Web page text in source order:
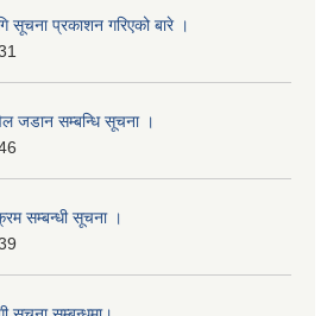
सूचना प्रकाशन गरिएको बारे ।
जडान सम्बन्धि सूचना ।
सम्बन्धी सूचना ।